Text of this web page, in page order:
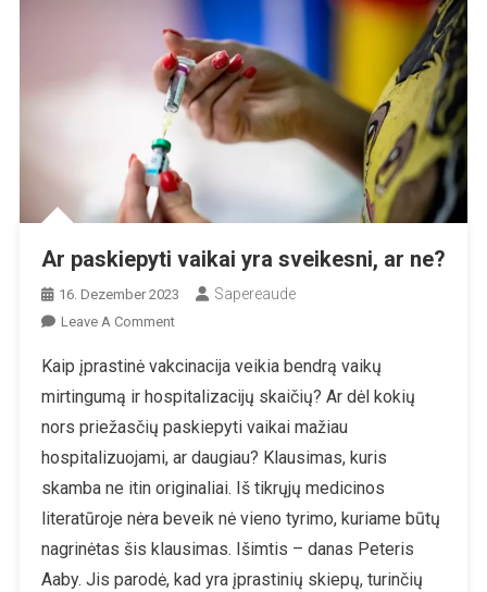
Ar paskiepyti vaikai yra sveikesni, ar ne?
16. Dezember 2023 Sapereaude
Leave A CommentOn
Paskiepyti
Vaikai
Yra
Ne?
Kaip įprastinė vakcinacija veikia bendrą vaikų
mirtingumą ir hospitalizacijų skaičių? Ar dėl kokių
nors priežasčių paskiepyti vaikai mažiau
hospitalizuojami, ar daugiau? Klausimas, kuris
skamba ne itin originaliai. Iš tikrųjų medicinos
literatūroje nėra beveik nė vieno tyrimo, kuriame būtų
nagrinėtas šis klausimas. Išimtis – danas Peteris
Aaby. Jis parodė, kad yra įprastinių skiepų, turinčių